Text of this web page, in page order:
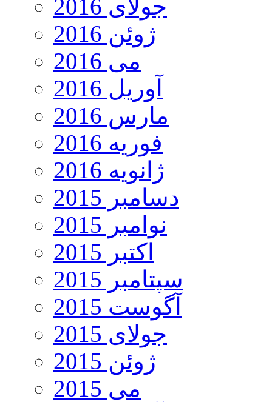
جولای 2016
ژوئن 2016
می 2016
آوریل 2016
مارس 2016
فوریه 2016
ژانویه 2016
دسامبر 2015
نوامبر 2015
اکتبر 2015
سپتامبر 2015
آگوست 2015
جولای 2015
ژوئن 2015
می 2015